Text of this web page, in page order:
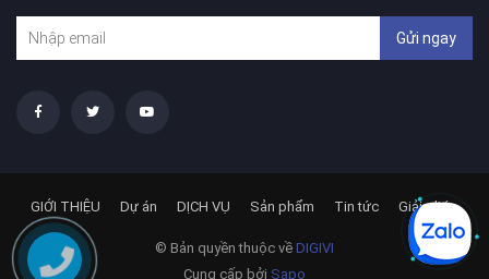
Gửi ngay
© Bản quyền thuộc về DIGIVI
Cung cấp bởi Sapo
GIỚI THIỆU Dự án DỊCH VỤ Sản phẩm Tin tức Giải pháp